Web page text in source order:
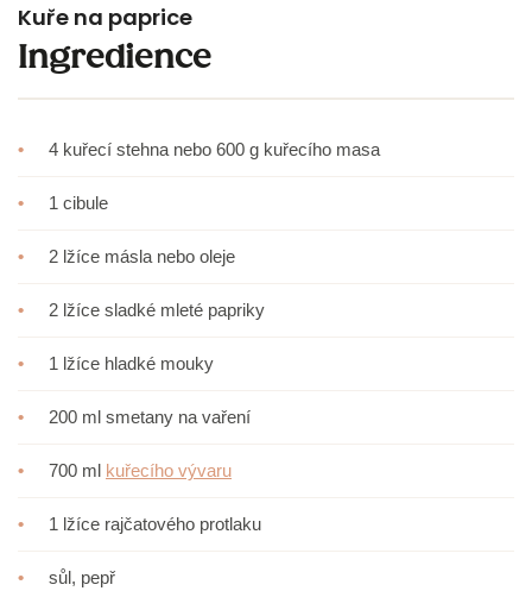
Kuře na paprice
Ingredience
• 4 kuřecí stehna nebo 600 g kuřecího masa
• 1 cibule
• 2 lžíce másla nebo oleje
• 2 lžíce sladké mleté papriky
• 1 lžíce hladké mouky
• 200 ml smetany na vaření
• 700 ml kuřecího vývaru
• 1 lžíce rajčatového protlaku
• sůl, pepř